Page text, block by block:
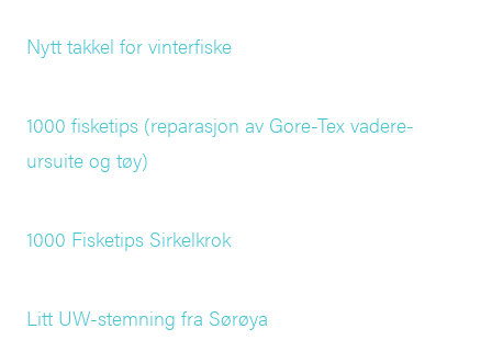
Nytt takkel for vinterfiske
1000 fisketips (reparasjon av Gore-Tex vadere-
ursuite og tøy)
1000 Fisketips Sirkelkrok
Litt UW-stemning fra Sørøya